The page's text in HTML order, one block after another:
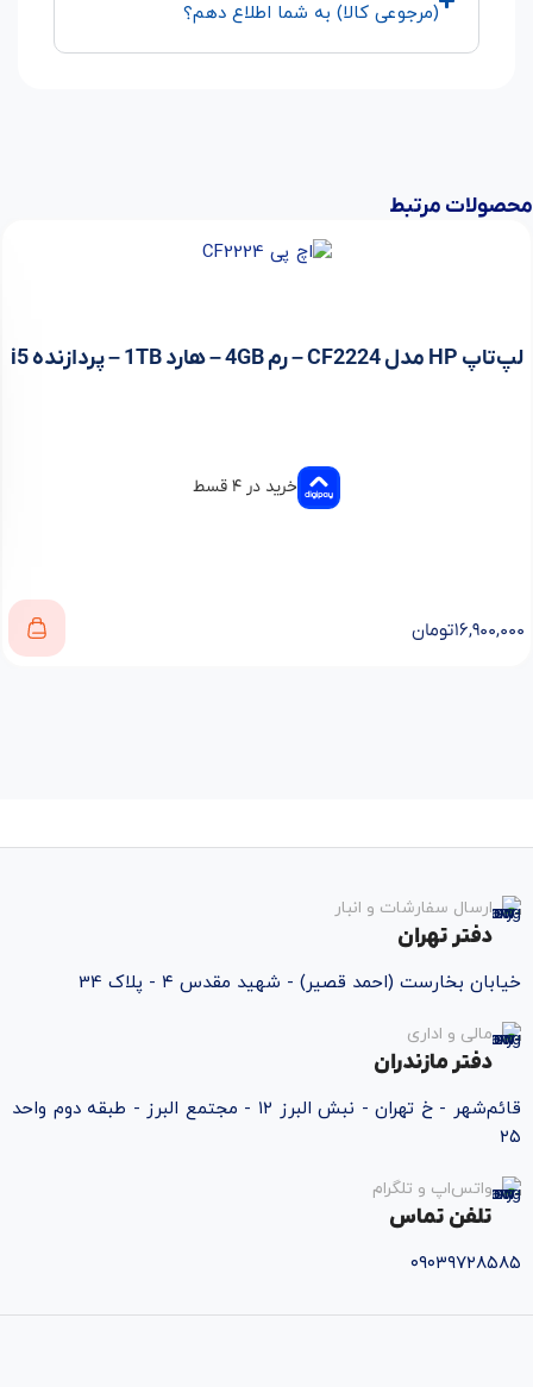
(مرجوعی کالا) به شما اطلاع دهم؟
محصولات مرتبط
لپ‌تاپ HP مدل CF2224 – رم 4GB – هارد 1TB – پردازنده i5
خرید در ۴ قسط
۱۶,۹۰۰,۰۰۰تومان
ارسال سفارشات و انبار
دفتر تهران
خیابان بخارست (احمد قصیر) - شهید مقدس ۴ - پلاک 34
مالی و اداری
دفتر مازندران
قائم‌شهر - خ تهران - نبش البرز ۱۲ - مجتمع البرز - طبقه دوم واحد
۲۵
واتس‌اپ و تلگرام
تلفن تماس
۰۹۰۳۹۷۲۸۵۸۵